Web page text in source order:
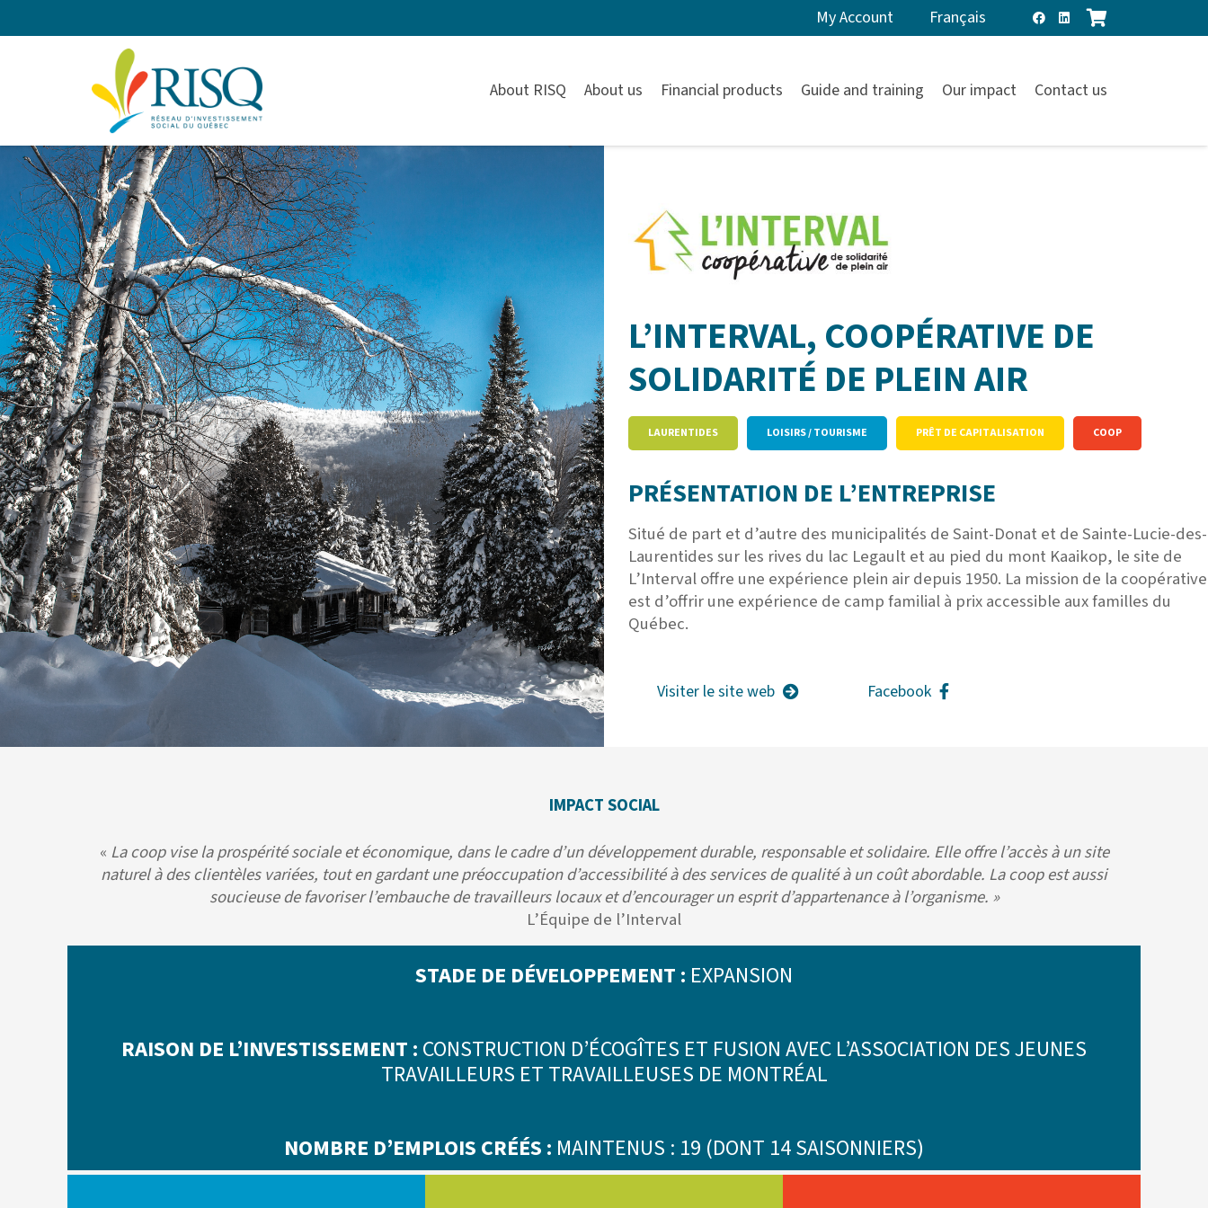
My Account Français
About RISQ About us Financial products Guide and training Our impact Contact us
L’INTERVAL, COOPÉRATIVE DE
SOLIDARITÉ DE PLEIN AIR
LAURENTIDES LOISIRS / TOURISME PRÊT DE CAPITALISATION COOP
PRÉSENTATION DE L’ENTREPRISE
Situé de part et d’autre des municipalités de Saint-Donat et de Sainte-Lucie-des-
Laurentides sur les rives du lac Legault et au pied du mont Kaaikop, le site de
L’Interval offre une expérience plein air depuis 1950. La mission de la coopérative
est d’offrir une expérience de camp familial à prix accessible aux familles du
Québec.
Visiter le site web Facebook
IMPACT SOCIAL
« La coop vise la prospérité sociale et économique, dans le cadre d’un développement durable, responsable et solidaire. Elle offre l’accès à un site
naturel à des clientèles variées, tout en gardant une préoccupation d’accessibilité à des services de qualité à un coût abordable. La coop est aussi
soucieuse de favoriser l’embauche de travailleurs locaux et d’encourager un esprit d’appartenance à l’organisme. »
L’Équipe de l’Interval
STADE DE DÉVELOPPEMENT : EXPANSION
RAISON DE L’INVESTISSEMENT : CONSTRUCTION D’ÉCOGÎTES ET FUSION AVEC L’ASSOCIATION DES JEUNES
TRAVAILLEURS ET TRAVAILLEUSES DE MONTRÉAL
NOMBRE D’EMPLOIS CRÉÉS : MAINTENUS : 19 (DONT 14 SAISONNIERS)